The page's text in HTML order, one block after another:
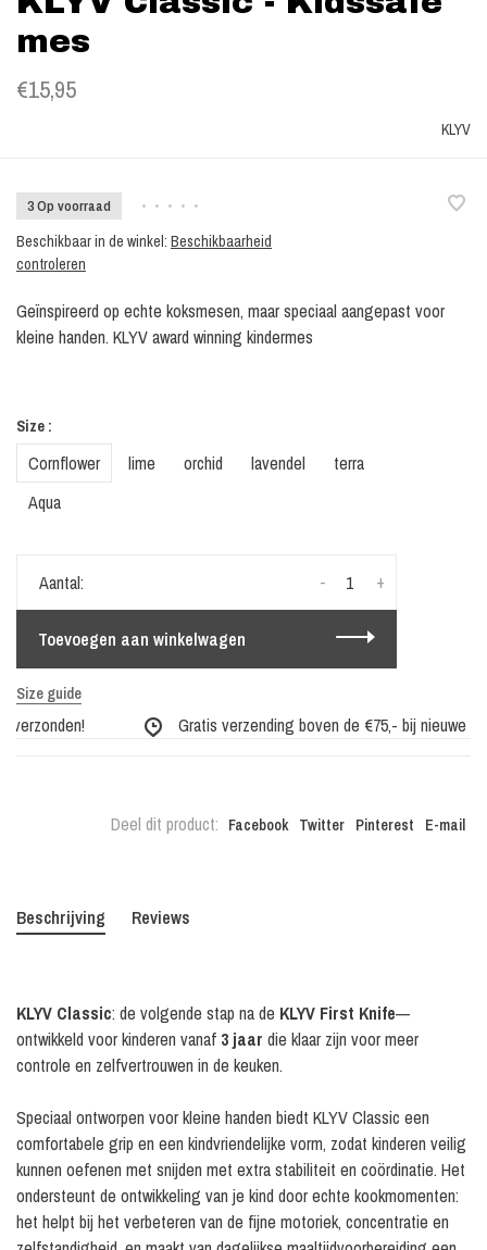
mes
€15,95
KLYV
3 Op voorraad • • • • •
Beschikbaar in de winkel: Beschikbaarheid
controleren
Geïnspireerd op echte koksmesen, maar speciaal aangepast voor
kleine handen. KLYV award winning kindermes
Size :
Cornflower lime orchid lavendel
terra
Aqua
Aantal: +
-
Toevoegen aan winkelwagen
Size guide
Gratis verzending boven de €75,- bij nieuwe
Deel dit product: Facebook Twitter Pinterest E-mail
Beschrijving Reviews
KLYV Classic: de volgende stap na de KLYV First Knife—
ontwikkeld voor kinderen vanaf 3 jaar die klaar zijn voor meer
controle en zelfvertrouwen in de keuken.
Speciaal ontworpen voor kleine handen biedt KLYV Classic een
comfortabele grip en een kindvriendelijke vorm, zodat kinderen veilig
kunnen oefenen met snijden met extra stabiliteit en coördinatie. Het
ondersteunt de ontwikkeling van je kind door echte kookmomenten:
het helpt bij het verbeteren van de fijne motoriek, concentratie en